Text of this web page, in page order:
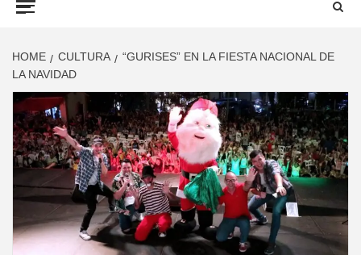
HOME CULTURA
“GURISES” EN LA FIESTA NACIONAL DE
LA NAVIDAD